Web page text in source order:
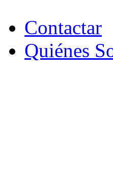
Contactar
Quiénes